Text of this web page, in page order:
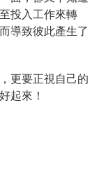
投入工作來轉
導致彼此產生了
更要正視自己的
起來！